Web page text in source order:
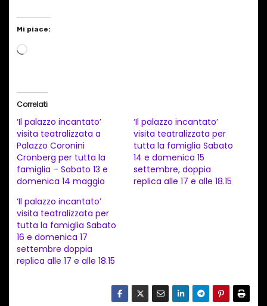
Mi piace:
C
a
m
e
n
t
o
i
n
c
Correlati
‘Il palazzo incantato’
visita teatralizzata a
Palazzo Coronini
Cronberg per tutta la
famiglia – Sabato 13 e
domenica 14 maggio
‘Il palazzo incantato’
visita teatralizzata per
tutta la famiglia Sabato
14 e domenica 15
settembre, doppia
replica alle 17 e alle 18.15
‘Il palazzo incantato’
visita teatralizzata per
tutta la famiglia Sabato
16 e domenica 17
settembre doppia
replica alle 17 e alle 18.15